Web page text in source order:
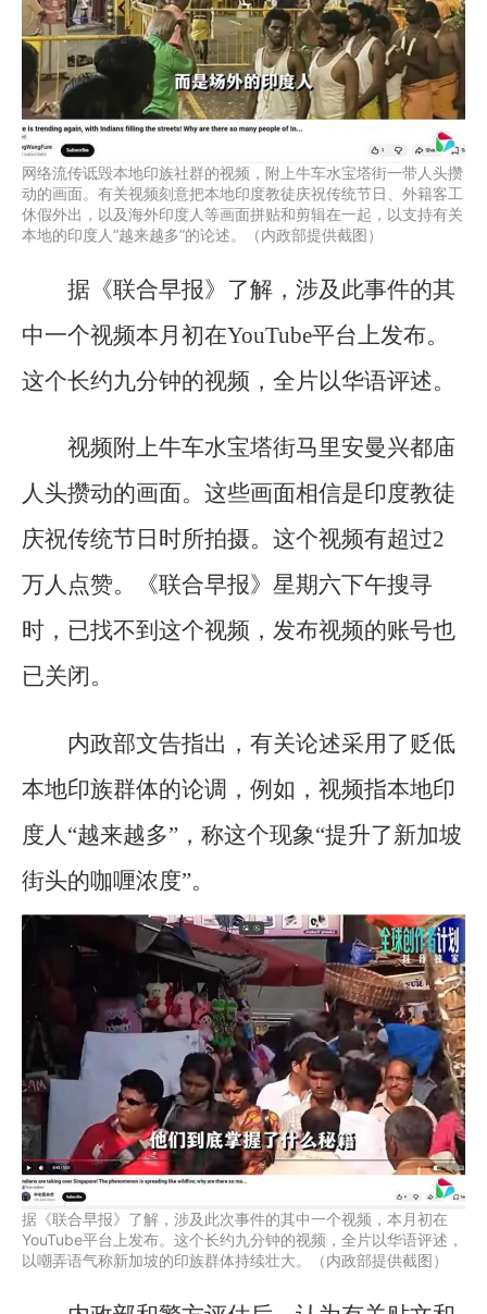
网络流传诋毁本地印族社群的视频，附上牛车水宝塔街一带人头攒
动的画面。有关视频刻意把本地印度教徒庆祝传统节日、外籍客工
休假外出，以及海外印度人等画面拼贴和剪辑在一起，以支持有关
本地的印度人“越来越多”的论述。（内政部提供截图）
据《联合早报》了解，涉及此事件的其
中一个视频本月初在YouTube平台上发布。
这个长约九分钟的视频，全片以华语评述。
视频附上牛车水宝塔街马里安曼兴都庙
人头攒动的画面。这些画面相信是印度教徒
庆祝传统节日时所拍摄。这个视频有超过2
万人点赞。《联合早报》星期六下午搜寻
时，已找不到这个视频，发布视频的账号也
已关闭。
内政部文告指出，有关论述采用了贬低
本地印族群体的论调，例如，视频指本地印
度人“越来越多”，称这个现象“提升了新加坡
街头的咖喱浓度”。
据《联合早报》了解，涉及此次事件的其中一个视频，本月初在
YouTube平台上发布。这个长约九分钟的视频，全片以华语评述，
以嘲弄语气称新加坡的印族群体持续壮大。（内政部提供截图）